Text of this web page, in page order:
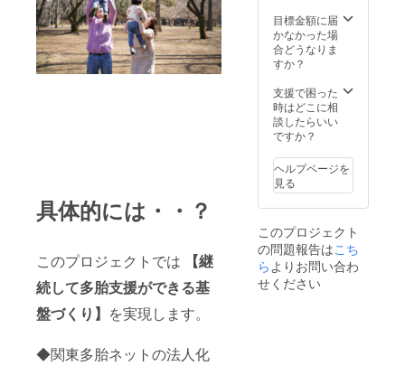
具体的には・・？
このプロジェクトでは
【継
続して多胎支援ができる基
盤づくり】 を実現します。
◆関東多胎ネットの法人化
は、掲
載でき
ない事
点ご了
承くだ
さい。
支援の
セルは
承るこ
とがで
きませ
不明な
点はお
気軽に
お問い
合わせ
目標金額に届
かなかった場
合どうなりま
すか？
支援で困った
時はどこに相
談したらいい
ですか？
ヘルプページを
見る
このプロジェクト
の問題報告はこち
らよりお問い合わ
せください